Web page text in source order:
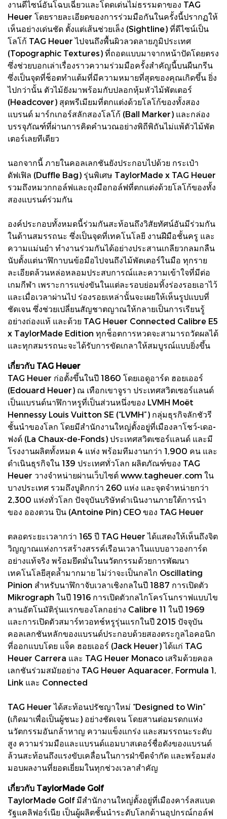
งานดีไซน์อันโฉบเฉี่ยวและโดดเด่นไม่ธรรมดาของ TAG
Heuer โดยรายละเอียดของการร่วมมือกันในครั้งนี้ปรากฏให้
เห็นอย่างเด่นชัด ตั้งแต่เส้นช่วยเล็ง (Sightline) ที่ดีไซน์เป็น
โลโก้ TAG Heuer ไปจนถึงพื้นผิวลวดลายภูมิประเทศ
(Topographic Textures) ที่ถอดแบบมาจากหน้าปัดโดยตรง
ซึ่งช่วยบอกเล่าเรื่องราวความร่วมมือครั้งสำคัญนี้บนผืนกรีน
ซึ่งเป็นจุดที่ช็อตทำแต้มที่มีความหมายที่สุดของคุณเกิดขึ้น ยิ่ง
ไปกว่านั้น ตัวไม้ยังมาพร้อมกับปลอกหุ้มหัวไม้พัตเตอร์
(Headcover) สุดพรีเมียมที่ตกแต่งด้วยโลโก้ของทั้งสอง
แบรนด์ มาร์กเกอร์สลักสองโลโก้ (Ball Marker) และกล่อง
บรรจุภัณฑ์ที่ผ่านการคิดคำนวณอย่างพิถีพิถันไม่แพ้ตัวไม้พัต
เตอร์เลยทีเดียว
นอกจากนี้ ภายในคอลเลกชันยังประกอบไปด้วย กระเป๋า
ดัฟเฟิล (Duffle Bag) รุ่นพิเศษ TaylorMade x TAG Heuer
รวมถึงหมวกกอล์ฟและถุงมือกอล์ฟที่ตกแต่งด้วยโลโก้ของทั้ง
สองแบรนด์ร่วมกัน
องค์ประกอบทั้งหมดนี้ร่วมกันสะท้อนถึงวิสัยทัศน์อันมีร่วมกัน
ในด้านสมรรถนะ ซึ่งเป็นจุดที่เทคโนโลยี งานฝีมือชั้นครู และ
ความแม่นยำ ทำงานร่วมกันได้อย่างประสานเกลียวกลมกลืน
นับตั้งแต่นาฬิกาบนข้อมือไปจนถึงไม้พัตเตอร์ในมือ ทุกราย
ละเอียดล้วนหล่อหลอมประสบการณ์และความเข้าใจที่มีต่อ
เกมกีฬา เพราะการแข่งขันในแต่ละรอบย่อมทิ้งร่องรอยเอาไว้
และเมื่อเวลาผ่านไป ร่องรอยเหล่านั้นจะเผยให้เห็นรูปแบบที่
ชัดเจน ซึ่งช่วยเปลี่ยนสัญชาตญาณให้กลายเป็นการเรียนรู้
อย่างถ่องแท้ และด้วย TAG Heuer Connected Calibre E5
x TaylorMade Edition ทุกช็อตการหวดจะสามารถวัดผลได้
และทุกสมรรถนะจะได้รับการขัดเกลาให้สมบูรณ์แบบยิ่งขึ้น
เกี่ยวกับ TAG Heuer
TAG Heuer ก่อตั้งขึ้นในปี 1860 โดยเอดูอาร์ด ฮอยเออร์
(Edouard Heuer) ณ เทือกเขาจูรา ประเทศสวิตเซอร์แลนด์
เป็นแบรนด์นาฬิกาหรูที่เป็นส่วนหนึ่งของ LVMH Moët
Hennessy Louis Vuitton SE (“LVMH”) กลุ่มธุรกิจลักชัวรี
ชั้นนำของโลก โดยมีสำนักงานใหญ่ตั้งอยู่ที่เมืองลาโชว์-เดอ-
ฟงด์ (La Chaux-de-Fonds) ประเทศสวิตเซอร์แลนด์ และมี
โรงงานผลิตทั้งหมด 4 แห่ง พร้อมทีมงานกว่า 1,900 คน และ
ดำเนินธุรกิจใน 139 ประเทศทั่วโลก ผลิตภัณฑ์ของ TAG
Heuer วางจำหน่ายผ่านเว็บไซต์ www.tagheuer.com ใน
บางประเทศ รวมถึงบูติกกว่า 260 แห่ง และจุดจำหน่ายกว่า
2,300 แห่งทั่วโลก ปัจจุบันบริษัทดำเนินงานภายใต้การนำ
ของ อองตวน ปิน (Antoine Pin) CEO ของ TAG Heuer
ตลอดระยะเวลากว่า 165 ปี TAG Heuer ได้แสดงให้เห็นถึงจิต
วิญญาณแห่งการสร้างสรรค์เรือนเวลาในแบบอาวองการ์ด
อย่างแท้จริง พร้อมยึดมั่นในนวัตกรรมด้วยการพัฒนา
เทคโนโลยีสุดล้ำมากมาย ไม่ว่าจะเป็นกลไก Oscillating
Pinion สำหรับนาฬิกาจับเวลาเชิงกลในปี 1887 การเปิดตัว
Mikrograph ในปี 1916 การเปิดตัวกลไกโครโนกราฟแบบไข
ลานอัตโนมัติรุ่นแรกของโลกอย่าง Calibre 11 ในปี 1969
และการเปิดตัวสมาร์ทวอทช์หรูรุ่นแรกในปี 2015 ปัจจุบัน
คอลเลกชันหลักของแบรนด์ประกอบด้วยสองตระกูลไอคอนิก
ที่ออกแบบโดย แจ็ค ฮอยเออร์ (Jack Heuer) ได้แก่ TAG
Heuer Carrera และ TAG Heuer Monaco เสริมด้วยคอล
เลกชันร่วมสมัยอย่าง TAG Heuer Aquaracer, Formula 1,
Link และ Connected
TAG Heuer ได้สะท้อนปรัชญาใหม่ “Designed to Win”
(เกิดมาเพื่อเป็นผู้ชนะ) อย่างชัดเจน โดยสานต่อมรดกแห่ง
นวัตกรรมอันกล้าหาญ ความแข็งแกร่ง และสมรรถนะระดับ
สูง ความร่วมมือและแบรนด์แอมบาสเดอร์ชื่อดังของแบรนด์
ล้วนสะท้อนถึงแรงขับเคลื่อนในการฝ่าขีดจำกัด และพร้อมส่ง
มอบผลงานที่ยอดเยี่ยมในทุกช่วงเวลาสำคัญ
เกี่ยวกับ TaylorMade Golf
TaylorMade Golf มีสำนักงานใหญ่ตั้งอยู่ที่เมืองคาร์ลสแบด
รัฐแคลิฟอร์เนีย เป็นผู้ผลิตชั้นนำระดับโลกด้านอุปกรณ์กอล์ฟ